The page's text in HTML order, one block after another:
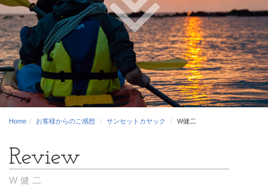
Home お客様からのご感想 サンセットカヤック W健二
W健二